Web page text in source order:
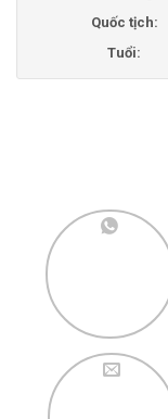
Quốc tịch:
Tuổi: